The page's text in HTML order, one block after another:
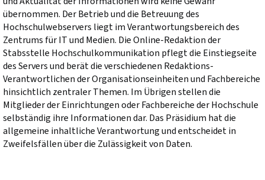
übernommen. Der Betrieb und die Betreuung des
Hochschulwebservers liegt im Verantwortungsbereich des
Zentrums für IT und Medien. Die Online-Redaktion der
Stabsstelle Hochschulkommunikation pflegt die Einstiegseite
des Servers und berät die verschiedenen Redaktions-
Verantwortlichen der Organisationseinheiten und Fachbereiche
hinsichtlich zentraler Themen. Im Übrigen stellen die
Mitglieder der Einrichtungen oder Fachbereiche der Hochschule
selbständig ihre Informationen dar. Das Präsidium hat die
allgemeine inhaltliche Verantwortung und entscheidet in
Zweifelsfällen über die Zulässigkeit von Daten.